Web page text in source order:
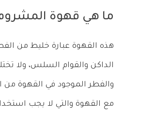
ما هي قهوة
هذه القهوة عبارة خليط من
الداكن والقوام السلس، ولا
والفطر الموجود في القهوة
مع القهوة والتي لا يجب